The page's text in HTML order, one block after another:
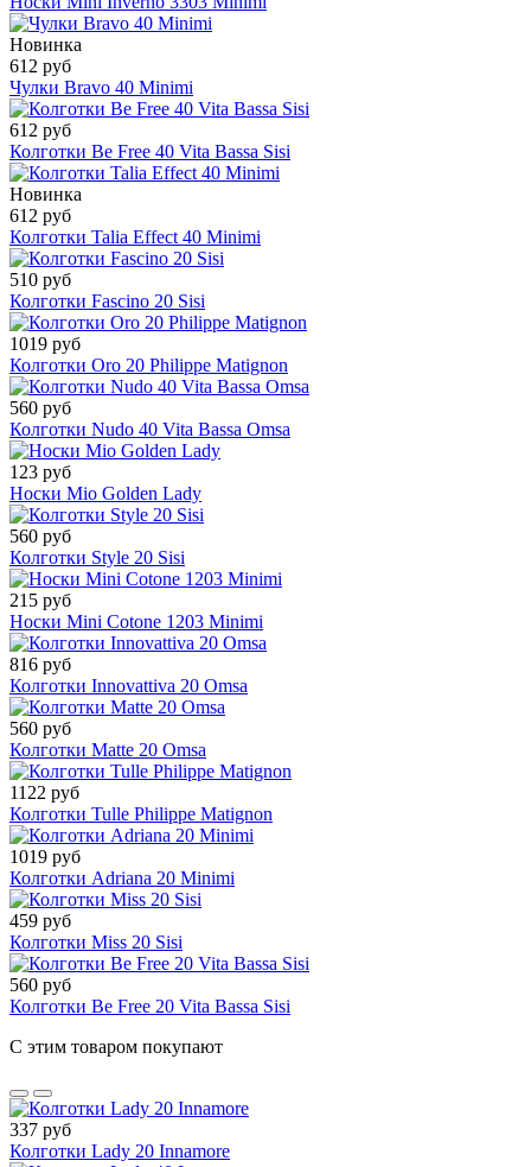
Новинка
612 руб
Чулки Bravo 40 Minimi
612 руб
Колготки Be Free 40 Vita Bassa Sisi
Новинка
612 руб
Колготки Talia Effect 40 Minimi
510 руб
Колготки Fascino 20 Sisi
1019 руб
Колготки Oro 20 Philippe Matignon
560 руб
Колготки Nudo 40 Vita Bassa Omsa
123 руб
Носки Mio Golden Lady
560 руб
Колготки Style 20 Sisi
215 руб
Носки Mini Cotone 1203 Minimi
816 руб
Колготки Innovattiva 20 Omsa
560 руб
Колготки Matte 20 Omsa
1122 руб
Колготки Tulle Philippe Matignon
1019 руб
Колготки Adriana 20 Minimi
459 руб
Колготки Miss 20 Sisi
560 руб
Колготки Be Free 20 Vita Bassa Sisi
С этим товаром покупают
337 руб
Колготки Lady 20 Innamore